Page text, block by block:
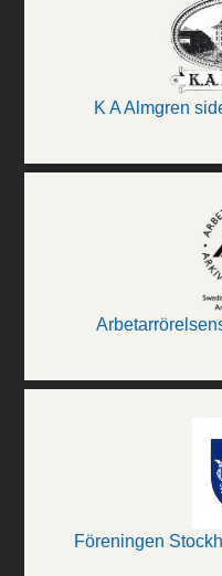
K A Almgren
Föreningen